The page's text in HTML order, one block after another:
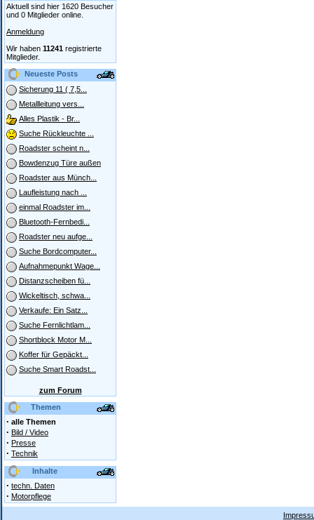
Aktuell sind hier 1620 Besucher
und 0 Mitglieder online.
Anmeldung
Wir haben 11241 registrierte
Mitglieder.
Neueste Posts
Sicherung 11 ( 7,5...
Metallleitung vers...
Alles Plastik - Br...
Suche Rückleuchte ...
Roadster scheint n...
Bowdenzug Türe außen
Roadster aus Münch...
Laufleistung nach ...
einmal Roadster im...
Bluetooth-Fernbedi...
Roadster neu aufge...
Suche Bordcomputer...
Aufnahmepunkt Wage...
Distanzscheiben fü...
Wickeltisch, schwa...
Verkaufe: Ein Satz...
Suche Fernlichtlam...
Shortblock Motor M...
Koffer für Gepäckt...
Suche Smart Roadst...
zum Forum
Themen
· alle Themen
· Bild / Video
· Presse
· Technik
Inhalte
· techn. Daten
· Motorpflege